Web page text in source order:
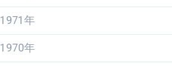
1971年
1970年